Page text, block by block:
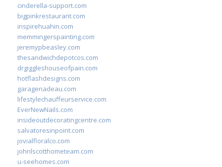
cinderella-support.com
bigpinkrestaurant.com
inspirehuahin.com
memmingerspainting.com
jeremypbeasley.com
thesandwichdepotcos.com
drgiggleshouseofpain.com
hotflashdesigns.com
garagenadeau.com
lifestylechauffeurservice.com
EverNewNails.com
insideoutdecoratingcentre.com
salvatoresinpoint.com
jovialfloralco.com
johnlscotthometeam.com
u-seehomes.com